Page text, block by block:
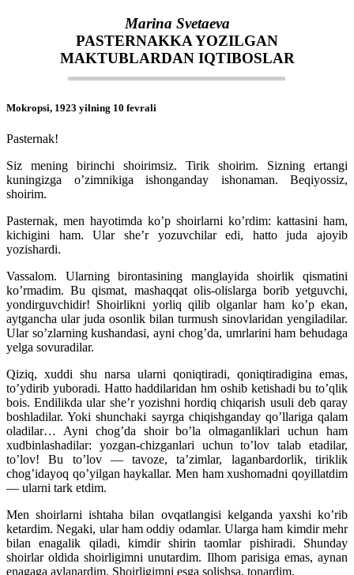
Marina Svetaeva
PASTERNAKKA YOZILGAN
MAKTUBLARDAN IQTIBOSLAR
Mokropsi, 1923 yilning 10 fevrali
Pasternak!
Siz mening birinchi shoirimsiz. Tirik shoirim. Sizning ertangi
kuningizga o’zimnikiga ishonganday ishonaman. Beqiyossiz,
shoirim.
Pasternak, men hayotimda ko’p shoirlarni ko’rdim: kattasini ham,
kichigini ham. Ular she’r yozuvchilar edi, hatto juda ajoyib
yozishardi.
Vassalom. Ularning birontasining manglayida shoirlik qismatini
ko’rmadim. Bu qismat, mashaqqat olis-olislarga borib yetguvchi,
yondirguvchidir! Shoirlikni yorliq qilib olganlar ham ko’p ekan,
aytgancha ular juda osonlik bilan turmush sinovlaridan yengiladilar.
Ular so’zlarning kushandasi, ayni chog’da, umrlarini ham behudaga
yelga sovuradilar.
Qiziq, xuddi shu narsa ularni qoniqtiradi, qoniqtiradigina emas,
to’ydirib yuboradi. Hatto haddilaridan hm oshib ketishadi bu to’qlik
bois. Endilikda ular she’r yozishni hordiq chiqarish usuli deb qaray
boshladilar. Yoki shunchaki sayrga chiqishganday qo’llariga qalam
oladilar… Ayni chog’da shoir bo’la olmaganliklari uchun ham
xudbinlashadilar: yozgan-chizganlari uchun to’lov talab etadilar,
to’lov! Bu to’lov — tavoze, ta’zimlar, laganbardorlik, tiriklik
chog’idayoq qo’yilgan haykallar. Men ham xushomadni qoyillatdim
— ularni tark etdim.
Men shoirlarni ishtaha bilan ovqatlangisi kelganda yaxshi ko’rib
ketardim. Negaki, ular ham oddiy odamlar. Ularga ham kimdir mehr
bilan enagalik qiladi, kimdir shirin taomlar pishiradi. Shunday
shoirlar oldida shoirligimni unutardim. Ilhom parisiga emas, aynan
enagaga aylanardim. Shoirligimni esga solishsa, tonardim.